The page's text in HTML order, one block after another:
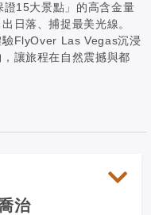
15大景點」的高含金量
日落、捕捉最美光線。
FlyOver Las Vegas沉浸
讓旅程在自然震撼與都
治